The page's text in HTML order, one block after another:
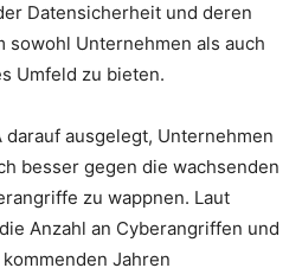
Datensicherheit und deren
sowohl Unternehmen als auch
Umfeld zu bieten.
darauf ausgelegt, Unternehmen
besser gegen die wachsenden
zu wappnen. Laut
Anzahl an Cyberangriffen und
Jahren